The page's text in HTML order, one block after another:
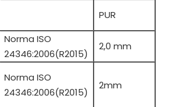
PUR
Norma ISO
24346:2006(R2015)
2,0 mm
Norma ISO
24346:2006(R2015)
2mm